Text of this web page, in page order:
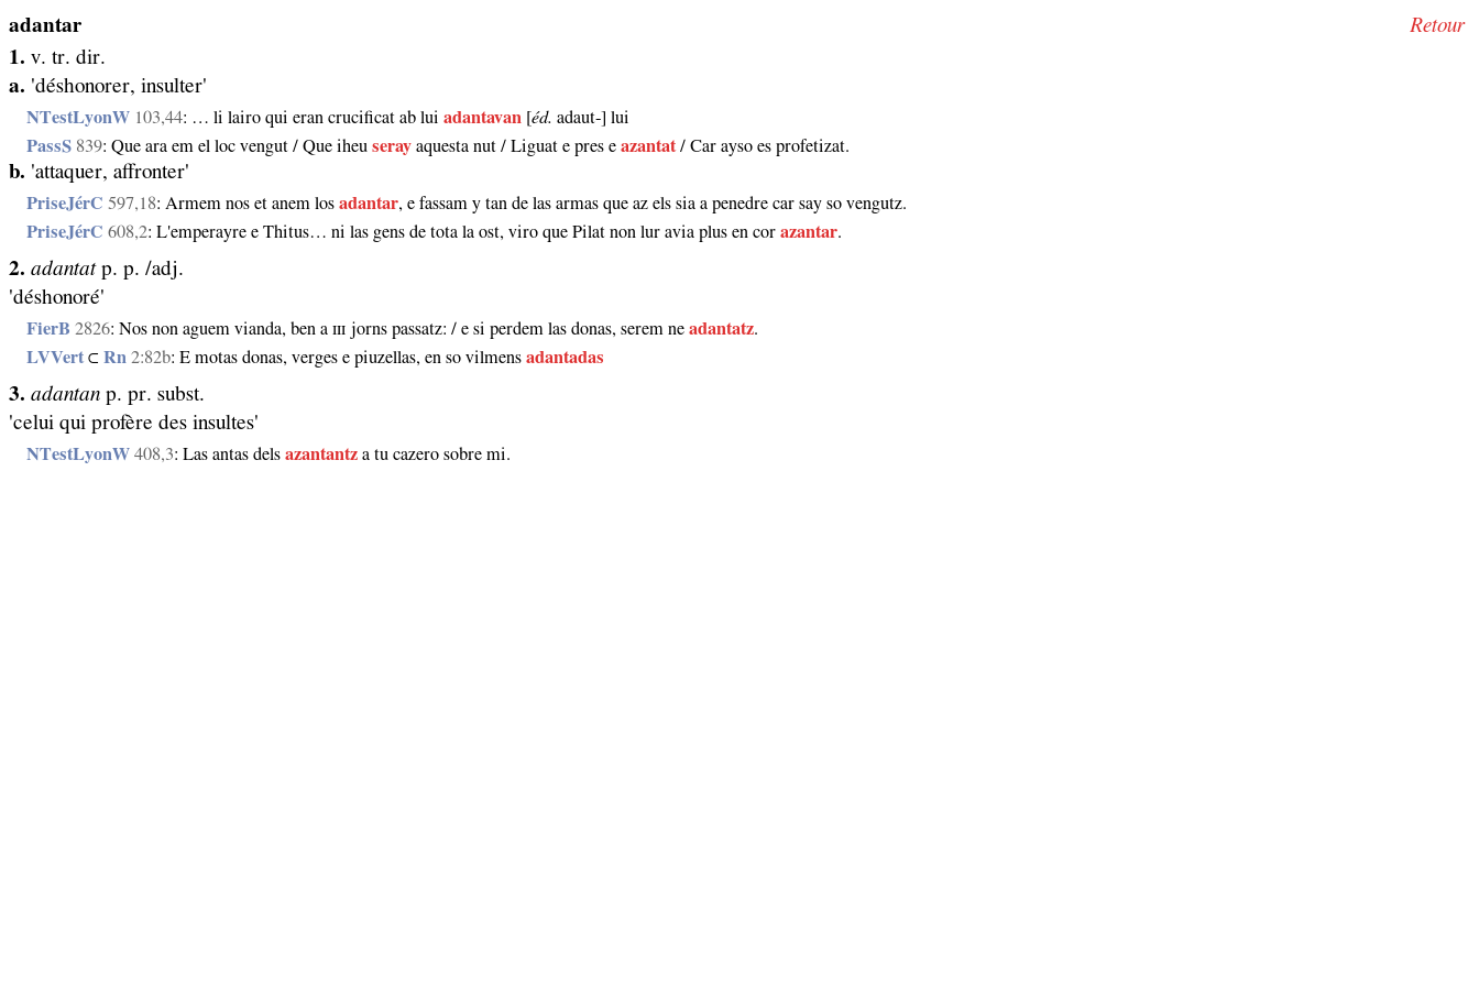
adantar
Retour
1. v. tr. dir.
a. 'déshonorer, insulter'
NTestLyonW 103,44: … li lairo qui eran crucificat ab luiadantavan [éd. adaut‑] lui
PassS 839: Que ara em el loc vengut / Que iheuseray aquesta nut / Liguat e pres eazantat/ Car ayso es profetizat.
b. 'attaquer, affronter'
PriseJérC 597,18: Armem nos et anem losadantar, e fassam y tan de las armas que az els sia a penedre car say so vengutz.
PriseJérC 608,2: L'emperayre e Thitus… ni las gens de tota la ost, viro que Pilat non lur avia plus en corazantar.
2. adantatp. p. /adj.
'déshonoré'
FierB 2826: Nos non aguem vianda, ben a ɪɪɪ jorns passatz: / e si perdem las donas, serem neadantatz.
LVVert ⊂Rn 2:82b: E motas donas, verges e piuzellas, en so vilmensadantadas
3. adantan p. pr. subst.
'celui qui profère des insultes'
NTestLyonW 408,3: Las antas delsazantantz a tu cazero sobre mi.